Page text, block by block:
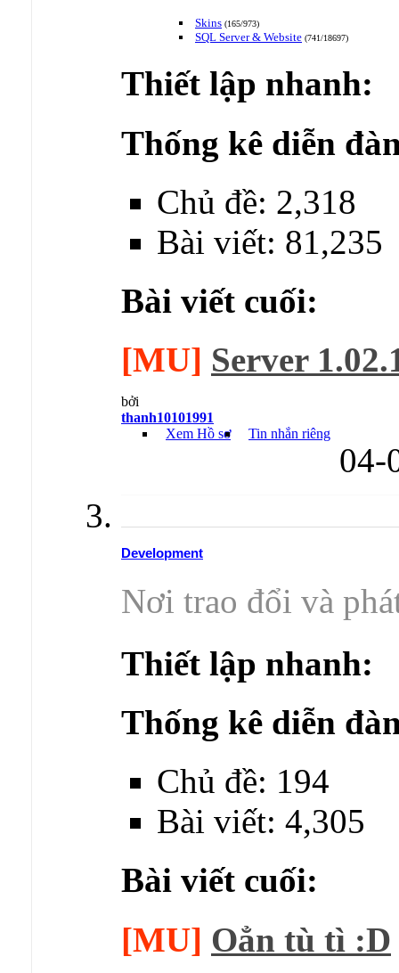
Skins (165/973)
SQL Server & Website (741/18697)
Thiết lập nhanh:
Thống kê diễn
Chủ đề: 2,318
Bài viết: 81,235
Bài viết cuối:
[MU] Server
bởi
thanh10101991
Xem Hồ sơ
Tin nhắn riêng
04-
Development
Nơi trao đổi và
Thiết lập nhanh:
Thống kê diễn
Chủ đề: 194
Bài viết: 4,305
Bài viết cuối:
[MU] Oẳn tù tì :D